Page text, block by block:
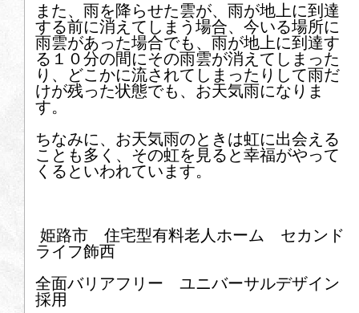
2026年6月
1
2 3 4 5 6 7
8 9 10 11 12 13 14
22 23 24 25 26 27 28
2026年7月
1
2
また、雨を降らせた雲が、雨が地上に到達
する前に消えてしまう場合、今いる場所に
雨雲があった場合でも、雨が地上に到達す
る１０分の間にその雨雲が消えてしまった
り、どこかに流されてしまったりして雨だ
けが残った状態でも、お天気雨になりま
す。
ちなみに、お天気雨のときは虹に出会える
ことも多く、その虹を見ると幸福がやって
くるといわれています。
姫路市 住宅型有料老人ホーム セカンド
ライフ飾西
全面バリアフリー ユニバーサルデザイン
採用